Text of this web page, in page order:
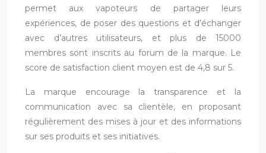
permet aux vapoteurs de partager leurs
expériences, de poser des questions et d’échanger
avec d’autres utilisateurs, et plus de 15000
membres sont inscrits au forum de la marque. Le
score de satisfaction client moyen est de 4,8 sur 5.
La marque encourage la transparence et la
communication avec sa clientèle, en proposant
régulièrement des mises à jour et des informations
sur ses produits et ses initiatives.